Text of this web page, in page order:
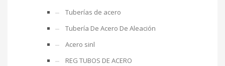
Tuberías de acero
Tubería De Acero De Aleación
Acero sinl
REG TUBOS DE ACERO